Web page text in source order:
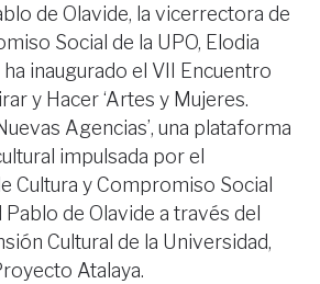
de Olavide, la vicerrectora de
Social de la UPO, Elodia
inaugurado el VII Encuentro
y Hacer ‘Artes y Mujeres.
Agencias’, una plataforma
impulsada por el
Cultura y Compromiso Social
de Olavide a través del
Cultural de la Universidad,
Atalaya.